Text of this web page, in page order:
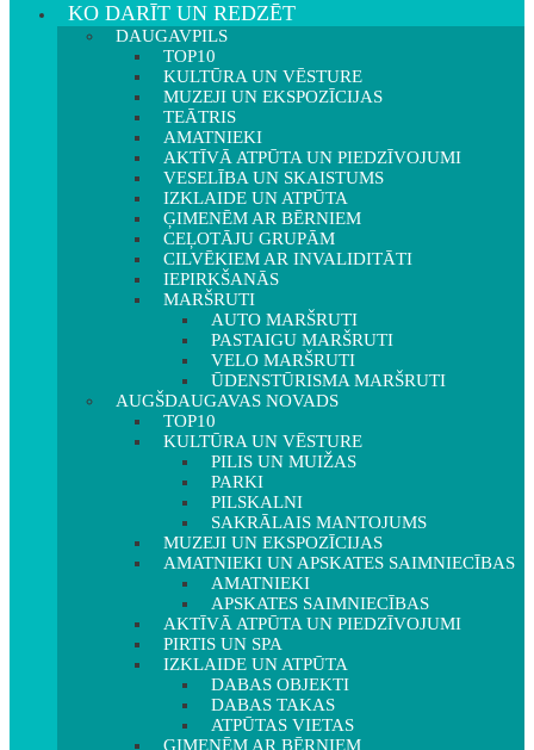
KO DARĪT UN REDZĒT
DAUGAVPILS
TOP10
KULTŪRA UN VĒSTURE
MUZEJI UN EKSPOZĪCIJAS
TEĀTRIS
AMATNIEKI
AKTĪVĀ ATPŪTA UN PIEDZĪVOJUMI
VESELĪBA UN SKAISTUMS
IZKLAIDE UN ATPŪTA
ĢIMENĒM AR BĒRNIEM
CEĻOTĀJU GRUPĀM
CILVĒKIEM AR INVALIDITĀTI
IEPIRKŠANĀS
MARŠRUTI
AUTO MARŠRUTI
PASTAIGU MARŠRUTI
VELO MARŠRUTI
ŪDENSTŪRISMA MARŠRUTI
AUGŠDAUGAVAS NOVADS
TOP10
KULTŪRA UN VĒSTURE
PILIS UN MUIŽAS
PARKI
PILSKALNI
SAKRĀLAIS MANTOJUMS
MUZEJI UN EKSPOZĪCIJAS
AMATNIEKI UN APSKATES SAIMNIECĪBAS
AMATNIEKI
APSKATES SAIMNIECĪBAS
AKTĪVĀ ATPŪTA UN PIEDZĪVOJUMI
PIRTIS UN SPA
IZKLAIDE UN ATPŪTA
DABAS OBJEKTI
DABAS TAKAS
ATPŪTAS VIETAS
ĢIMENĒM AR BĒRNIEM